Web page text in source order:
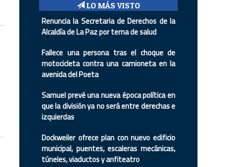
LO MÁS VISTO
Renuncia la Secretaria de Derechos de la
Alcaldía de La Paz por tema de salud
Fallece una persona tras el choque de
motocicleta contra una camioneta en la
avenida del Poeta
Samuel prevé una nueva época política en
que la división ya no será entre derechas e
izquierdas
Dockweiler ofrece plan con nuevo edificio
municipal, puentes, escaleras mecánicas,
túneles, viaductos y anfiteatro